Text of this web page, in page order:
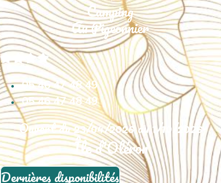
05 46 47 48 49
05 46 47 48 49
Ouvert du 23/04/2026 au 1/10/2026
Île d'Oléron
Dernières disponibilités